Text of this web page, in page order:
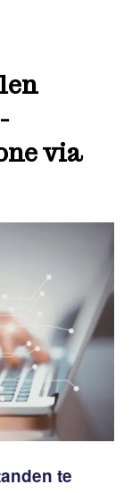
via
te